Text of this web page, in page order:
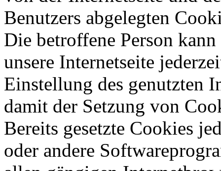
Benutzers abgelegten
Die betroffene Person
unsere Internetseite
Einstellung des genutzten
damit der Setzung von
Bereits gesetzte Cookies
oder andere